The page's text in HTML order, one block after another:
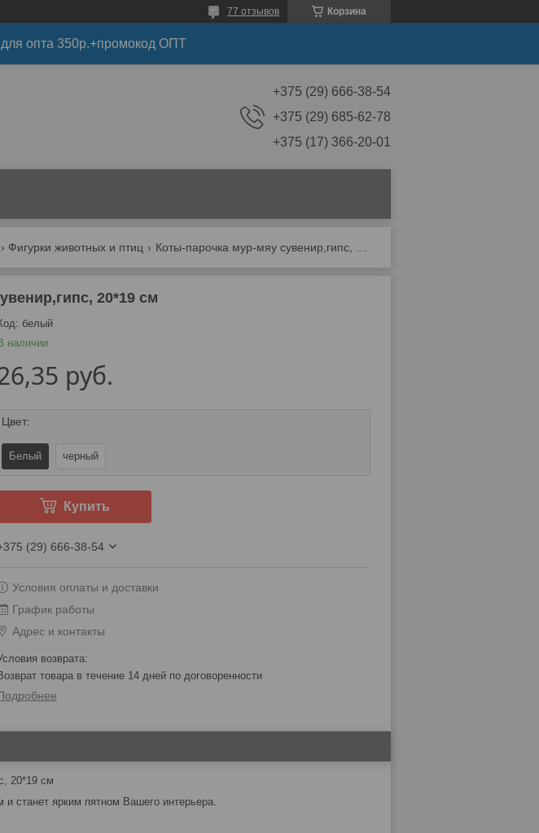
Корзина
77 отзывов
опта 350р.+промокод ОПТ
+375 (29) 666-38-54
+375 (29) 685-62-78
+375 (17) 366-20-01
Фигурки животных и птиц
20*19 см
наличии
белый
руб.
Цвет:
Белый черный
Купить
(29) 666-38-54
Условия оплаты и доставки
График работы
Адрес и контакты
возврат товара в течение 14 дней по договоренности
20*19 см
станет ярким пятном Вашего интерьера.